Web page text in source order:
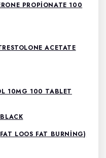
PROPIONATE 100
ACETATE
10MG 100 TABLET
LOOS FAT BURNING)